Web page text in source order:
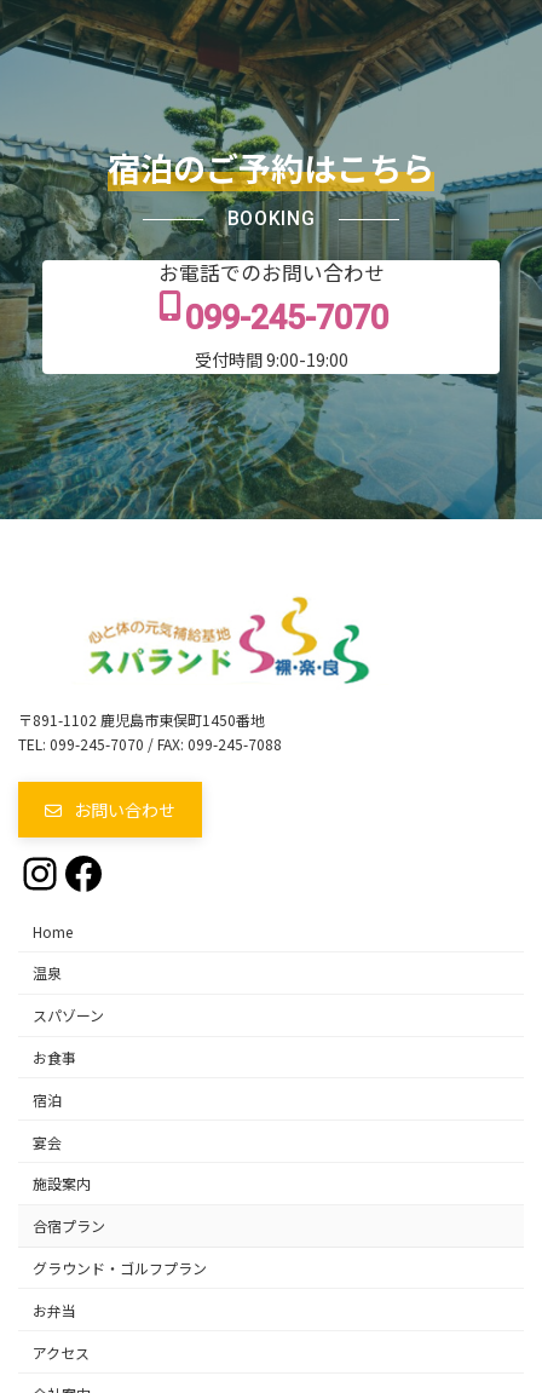
宿泊のご予約はこちら
BOOKING
お電話でのお問い合わせ
099-245-7070
受付時間 9:00-19:00
〒891-1102 鹿児島市東俣町1450番地
TEL: 099-245-7070 / FAX: 099-245-7088
お問い合わせ
Instagram
Facebook
Home
温泉
スパゾーン
お食事
宿泊
宴会
施設案内
合宿プラン
グラウンド・ゴルフプラン
お弁当
アクセス